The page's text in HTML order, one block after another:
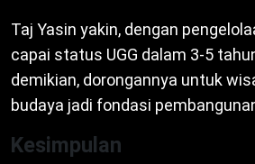
Taj Yasin yakin, dengan
capai status UGG dalam 3-5
demikian, dorongannya untuk
budaya jadi fondasi
Kesimpulan